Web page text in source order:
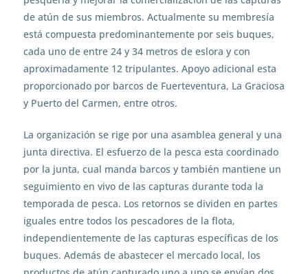
de atún de sus miembros. Actualmente su membresía
está compuesta predominantemente por seis buques,
cada uno de entre 24 y 34 metros de eslora y con
aproximadamente 12 tripulantes. Apoyo adicional esta
proporcionado por barcos de Fuerteventura, La Graciosa
y Puerto del Carmen, entre otros.
La organización se rige por una asamblea general y una
junta directiva. El esfuerzo de la pesca esta coordinado
por la junta, cual manda barcos y también mantiene un
seguimiento en vivo de las capturas durante toda la
temporada de pesca. Los retornos se dividen en partes
iguales entre todos los pescadores de la flota,
independientemente de las capturas específicas de los
buques. Además de abastecer el mercado local, los